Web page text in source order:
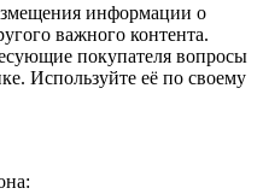
информации о
важного контента.
покупателя вопросы
Используйте её по своему